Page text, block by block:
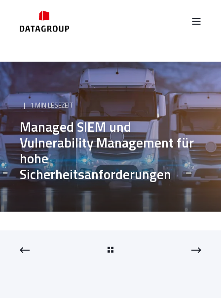
1 MIN LESEZEIT
Managed SIEM und
Vulnerability Management für
hohe
Sicherheitsanforderungen